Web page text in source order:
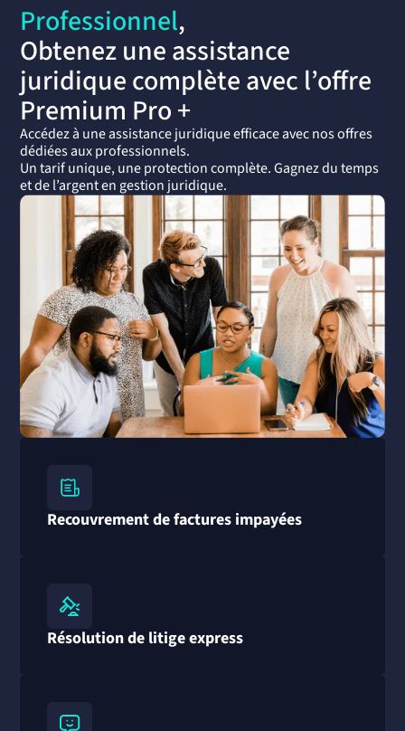
Professionnel,
Obtenez une assistance
juridique complète avec l’offre
Premium Pro +
Accédez à une assistance juridique efficace avec nos offres
dédiées aux professionnels.
Un tarif unique, une protection complète. Gagnez du temps
et de l’argent en gestion juridique.
Recouvrement de factures impayées
Résolution de litige express